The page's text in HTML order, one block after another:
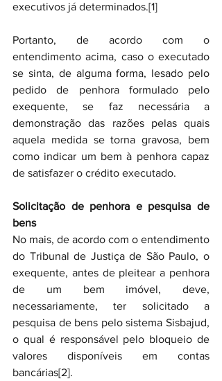
executivos já determinados.[1]
Portanto, de acordo com o
entendimento acima, caso o executado
se sinta, de alguma forma, lesado pelo
pedido de penhora formulado pelo
exequente, se faz necessária a
demonstração das razões pelas quais
aquela medida se torna gravosa, bem
como indicar um bem à penhora capaz
de satisfazer o crédito executado.
Solicitação de penhora e pesquisa de
bens
No mais, de acordo com o entendimento
do Tribunal de Justiça de São Paulo, o
exequente, antes de pleitear a penhora
de um bem imóvel, deve,
necessariamente, ter solicitado a
pesquisa de bens pelo sistema Sisbajud,
o qual é responsável pelo bloqueio de
valores disponíveis em contas
bancárias[2].